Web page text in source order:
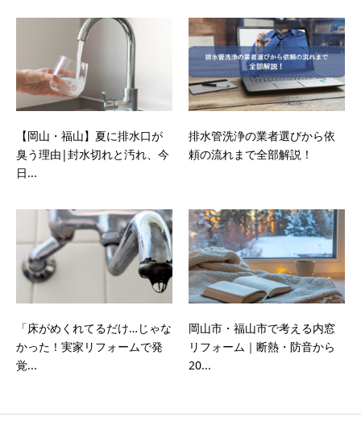
【岡山・福山】夏に排水口が
臭う理由|封水切れと汚れ、今
日...
排水管洗浄の業者選びから依
頼の流れまで全部解説！
「床がめくれてるだけ…じゃな
かった！実家リフォームで発
覚...
岡山市・福山市で考える内窓
リフォーム｜断熱・防音から
20...